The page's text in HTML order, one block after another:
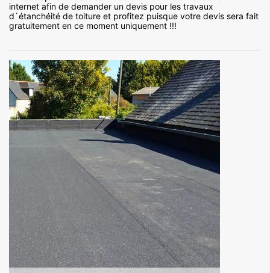
internet afin de demander un devis pour les travaux
d`étanchéité de toiture et profitez puisque votre devis sera fait
gratuitement en ce moment uniquement !!!